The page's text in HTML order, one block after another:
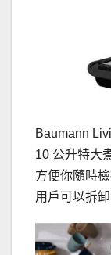
Baumann
10 公升特大
方便你隨時
用戶可以拆